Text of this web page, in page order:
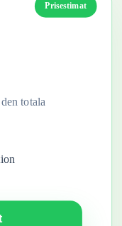
Prisestimat
totala